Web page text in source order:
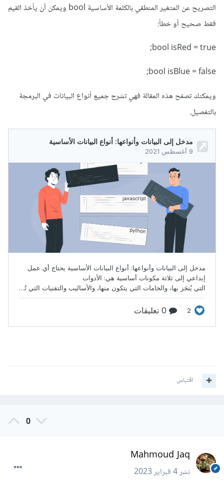
التصريح عن المتغير المنطقي بالكلمة الأساسية bool ويمكن أن يأخذ القيم
فقط صحيح أو خطأ:
bool isRed = true;
bool isBlue = false;
ويمكنك تصفح هذه المقالة فهي تشرح جميع أنواع البيانات في البرمجة
بالتفصيل.
اقتباس
0
Mahmoud Jaq
نشر4 فبراير 2023